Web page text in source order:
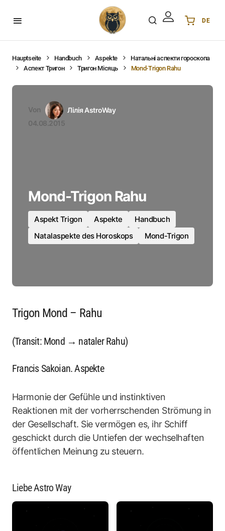
DE
English
DE Deutsch
PL Polski
Hauptseite Handbuch Aspekte
Натальні аспекти гороскопа
Аспект Тригон
Тригон Місяць Mond-Trigon Rahu
Von
Лілія AstroWay
04.08.2015
Mond-Trigon Rahu
Aspekt Trigon Aspekte
Handbuch
Natalaspekte des Horoskops
Mond-Trigon
Trigon Mond – Rahu
(Transit: Mond → nataler Rahu)
Francis Sakoian. Aspekte
Harmonie der Gefühle und instinktiven
Reaktionen mit der vorherrschenden Strömung in
der Gesellschaft. Sie vermögen es, ihr Schiff
geschickt durch die Untiefen der wechselhaften
öffentlichen Meinung zu steuern.
Liebe Astro Way